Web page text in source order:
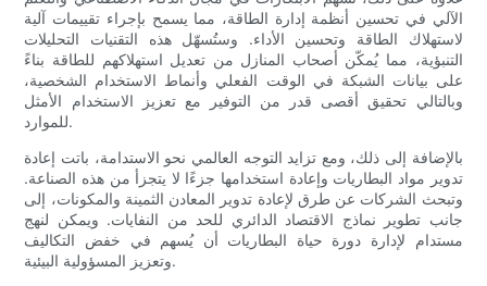
الآلي في تحسين أنظمة إدارة الطاقة، مما يسمح بإجراء تقييمات آلية
لاستهلاك الطاقة وتحسين الأداء. وستُسهّل هذه التقنيات التحليلات
التنبؤية، مما يُمكّن أصحاب المنازل من تعديل استهلاكهم للطاقة بناءً
على بيانات الشبكة في الوقت الفعلي وأنماط الاستخدام الشخصية،
وبالتالي تحقيق أقصى قدر من التوفير مع تعزيز الاستخدام الأمثل
للموارد.
بالإضافة إلى ذلك، ومع تزايد التوجه العالمي نحو الاستدامة، باتت إعادة
تدوير مواد البطاريات وإعادة استخدامها جزءًا لا يتجزأ من هذه الصناعة.
وتبحث الشركات عن طرق لإعادة تدوير المعادن الثمينة والمكونات، إلى
جانب تطوير نماذج الاقتصاد الدائري للحد من النفايات. ويمكن لنهج
مستدام لإدارة دورة حياة البطاريات أن يُسهم في خفض التكاليف
وتعزيز المسؤولية البيئية.